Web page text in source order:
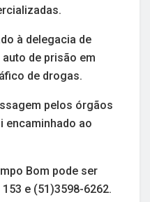
à delegacia de
de prisão em
de drogas.
pelos órgãos
encaminhado ao
Bom pode ser
e (51)3598-6262.